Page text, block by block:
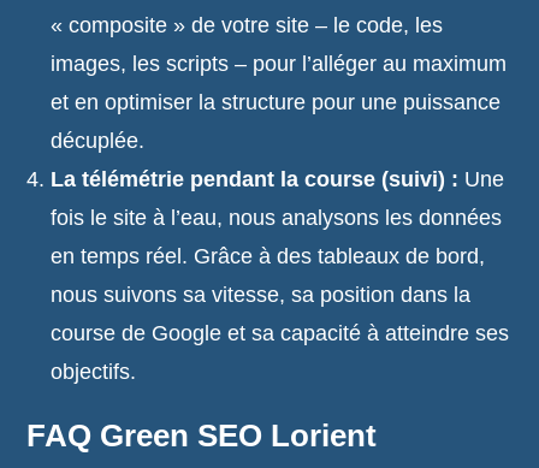
« composite » de votre site – le code, les
images, les scripts – pour l’alléger au maximum
et en optimiser la structure pour une puissance
décuplée.
La télémétrie pendant la course (suivi) : Une
fois le site à l’eau, nous analysons les données
en temps réel. Grâce à des tableaux de bord,
nous suivons sa vitesse, sa position dans la
course de Google et sa capacité à atteindre ses
objectifs.
FAQ Green SEO Lorient